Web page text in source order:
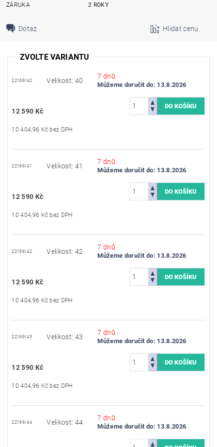
ZÁRUKA
2 ROKY
Dotaz Hlídat cenu
ZVOLTE VARIANTU
22169/40 Velikost: 40
7 dnů
Můžeme doručit do: 13.8.2026
12 590 Kč
10 404,96 Kč bez DPH
22169/41 Velikost: 41
7 dnů
Můžeme doručit do: 13.8.2026
12 590 Kč
10 404,96 Kč bez DPH
22169/42 Velikost: 42
7 dnů
Můžeme doručit do: 13.8.2026
12 590 Kč
10 404,96 Kč bez DPH
22169/43 Velikost: 43
7 dnů
Můžeme doručit do: 13.8.2026
12 590 Kč
10 404,96 Kč bez DPH
22169/44 Velikost: 44
7 dnů
Můžeme doručit do: 13.8.2026